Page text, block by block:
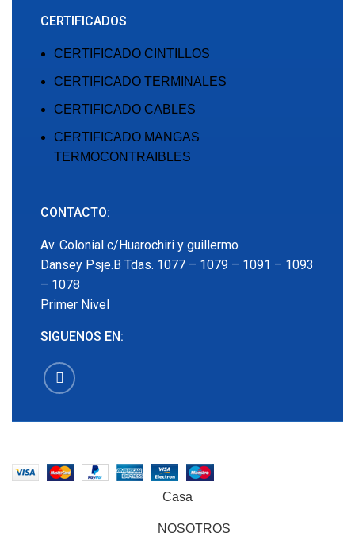
CERTIFICADOS
CERTIFICADO CINTILLOS
CERTIFICADO TERMINALES
CERTIFICADO CABLES
CERTIFICADO MANGAS
TERMOCONTRAIBLES
CONTACTO:
Av. Colonial c/Huarochiri y guillermo
Dansey Psje.B Tdas. 1077 – 1079 – 1091 – 1093
– 1078
Primer Nivel
SIGUENOS EN:
Casa
NOSOTROS